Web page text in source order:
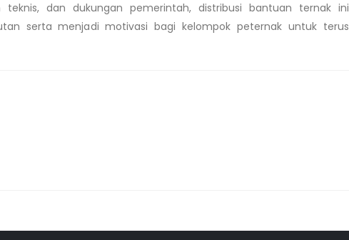
teknis, dan dukungan pemerintah, distribusi bantuan ternak ini
serta menjadi motivasi bagi kelompok peternak untuk terus